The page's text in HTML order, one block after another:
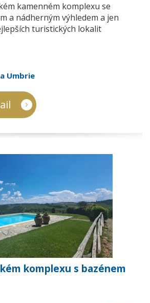
kamenném komplexu se
a nádherným výhledem a jen
turistických lokalit
Umbrie
komplexu s bazénem